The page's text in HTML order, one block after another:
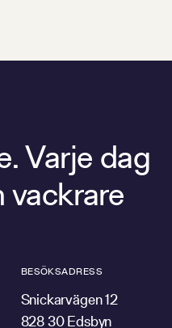
Varje dag
vackrare
BESÖKSADRESS
Snickarvägen 12
828 30 Edsbyn